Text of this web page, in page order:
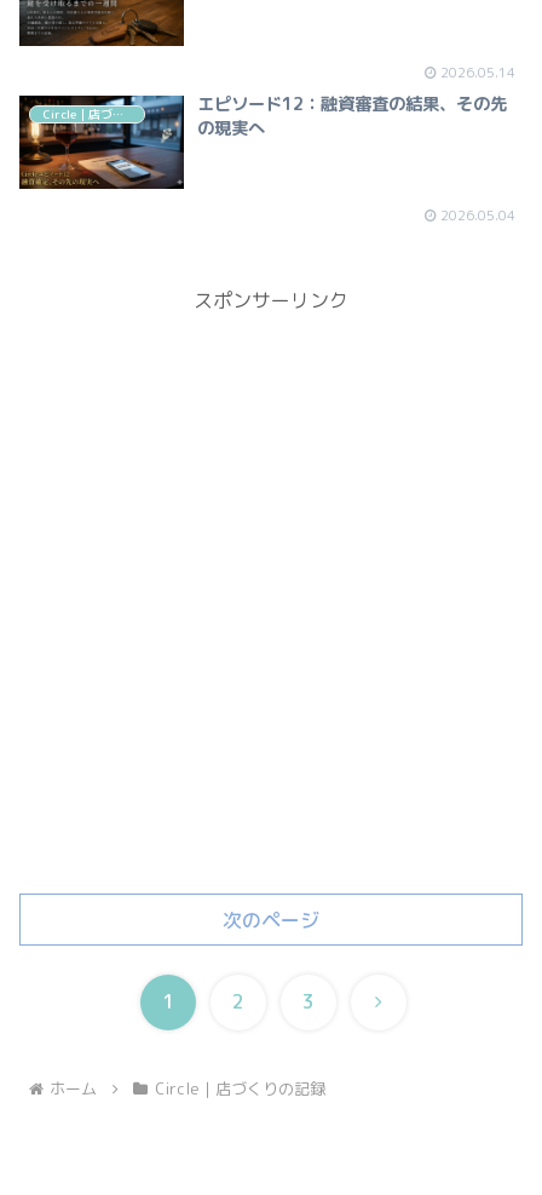
2026.05.14
Circle｜店づくりの記録
エピソード12：融資審査の結果、その先
の現実へ
2026.05.04
スポンサーリンク
次のページ
1 2 3
次
ホーム Circle｜店づくりの記録